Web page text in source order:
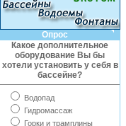
Опрос
Какое дополнительное
оборудование Вы бы
хотели установить у себя в
бассейне?
Водопад
Гидромассаж
Горки и трамплины